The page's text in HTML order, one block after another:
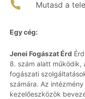
Mutasd a
Egy cég:
Jenei Fogászat Érd
8. szám alatt működik,
fogászati
számára. Az
kezelőeszközök